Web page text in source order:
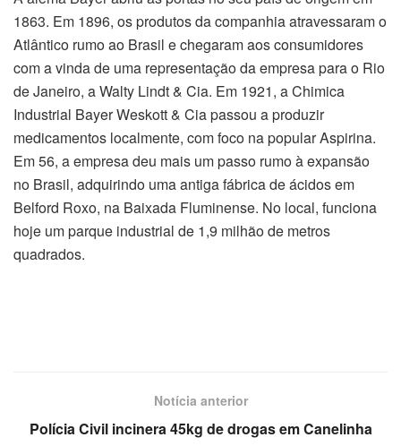
1863. Em 1896, os produtos da companhia atravessaram o
Atlântico rumo ao Brasil e chegaram aos consumidores
com a vinda de uma representação da empresa para o Rio
de Janeiro, a Walty Lindt & Cia. Em 1921, a Chimica
Industrial Bayer Weskott & Cia passou a produzir
medicamentos localmente, com foco na popular Aspirina.
Em 56, a empresa deu mais um passo rumo à expansão
no Brasil, adquirindo uma antiga fábrica de ácidos em
Belford Roxo, na Baixada Fluminense. No local, funciona
hoje um parque industrial de 1,9 milhão de metros
quadrados.
Notícia anterior
Polícia Civil incinera 45kg de drogas em Canelinha